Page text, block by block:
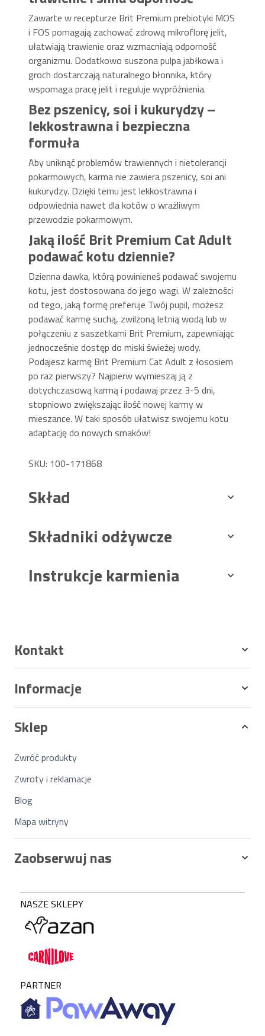
Zawarte w recepturze Brit Premium prebiotyki MOS
i FOS pomagają zachować zdrową mikroflorę jelit,
ułatwiają trawienie oraz wzmacniają odporność
organizmu. Dodatkowo suszona pulpa jabłkowa i
groch dostarczają naturalnego błonnika, który
wspomaga pracę jelit i reguluje wypróżnienia.
Bez pszenicy, soi i kukurydzy –
lekkostrawna i bezpieczna
formuła
Aby uniknąć problemów trawiennych i nietolerancji
pokarmowych, karma nie zawiera pszenicy, soi ani
kukurydzy. Dzięki temu jest lekkostrawna i
odpowiednia nawet dla kotów o wrażliwym
przewodzie pokarmowym.
Jaką ilość Brit Premium Cat Adult
podawać kotu dziennie?
Dzienna dawka, którą powinieneś podawać swojemu
kotu, jest dostosowana do jego wagi. W zależności
od tego, jaką formę preferuje Twój pupil, możesz
podawać karmę suchą, zwilżoną letnią wodą lub w
połączeniu z saszetkami Brit Premium, zapewniając
jednocześnie dostęp do miski świeżej wody.
Podajesz karmę Brit Premium Cat Adult z łososiem
po raz pierwszy? Najpierw wymieszaj ją z
dotychczasową karmą i podawaj przez 3-5 dni,
stopniowo zwiększając ilość nowej karmy w
mieszance. W taki sposób ułatwisz swojemu kotu
adaptację do nowych smaków!
SKU: 100-171868
Skład
Składniki odżywcze
Instrukcje karmienia
Kontakt
Informacje
Sklep
Zwróć produkty
Zwroty i reklamacje
Blog
Mapa witryny
Zaobserwuj nas
NASZE SKLEPY
PARTNER